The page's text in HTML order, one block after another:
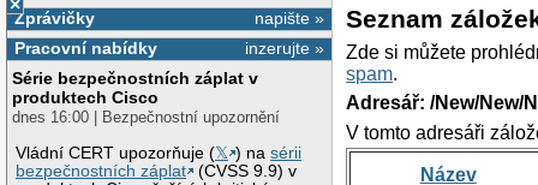
napište »
Zprávičky
inzerujte »
Pracovní nabídky
Série bezpečnostních záplat v
produktech Cisco
dnes 16:00 | Bezpečnostní upozornění
Vládní CERT upozorňuje (𝕏 ) nasérii
bezpečnostních záplat
(CVSS 9.9) v
Seznam
Zde si můžete
spam.
Adresář: /New/New/
V tomto adresáři
Název